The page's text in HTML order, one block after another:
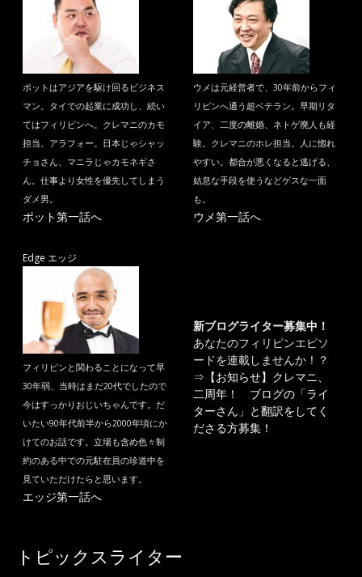
ポットはアジアを駆け回るビジネス
マン。タイでの起業に成功し、続い
てはフィリピンへ。クレマニのカモ
担当。アラフォー。日本じゃシャッ
チョさん、マニラじゃカモネギさ
ん。仕事より女性を優先してしまう
ダメ男。
ポット第一話へ
ウメは元経営者で、30年前からフィ
リピンへ通う超ベテラン。早期リタ
イア、二度の離婚、ネトゲ廃人も経
験。クレマニのホレ担当。人に惚れ
やすい。都合が悪くなると逃げる、
姑息な手段を使うなどゲスな一面
も。
ウメ第一話へ
Edge エッジ
フィリピンと関わることになって早
30年弱、当時はまだ20代でしたので
今はすっかりおじいちゃんです。だ
いたい90年代前半から2000年頃にか
けてのお話です。立場も含め色々制
約のある中での元駐在員の珍道中を
見ていただけたらと思います。
エッジ第一話へ
新ブログライター募集中！
あなたのフィリピンエピソ
ードを連載しませんか！？
⇒ 【お知らせ】クレマニ、
二周年！ ブログの「ライ
ターさん」と翻訳をしてく
ださる方募集！
トピックスライター